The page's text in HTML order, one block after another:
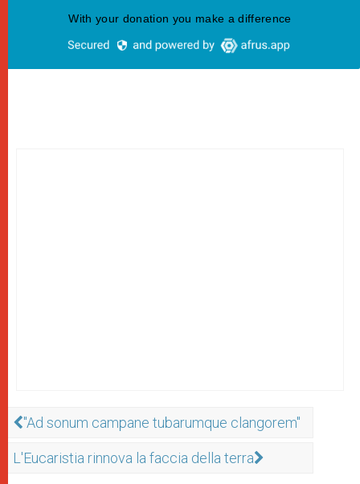
"Ad sonum campane tubarumque clangorem"
L'Eucaristia rinnova la faccia della terra